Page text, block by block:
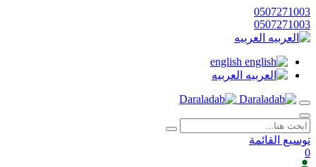
0507271003
0507271003
العربيه
english
العربيه
توسيع القائمة
0